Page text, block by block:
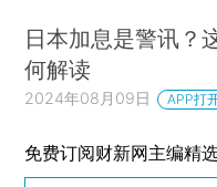
日本加息是警讯？
何解读
2024年08月09日 APP打
免费订阅财新网主编精